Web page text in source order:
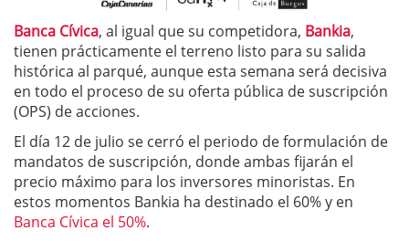
Banca Cívica, al igual que su competidora, Bankia,
tienen prácticamente el terreno listo para su salida
histórica al parqué, aunque esta semana será decisiva
en todo el proceso de su oferta pública de suscripción
(OPS) de acciones.
El día 12 de julio se cerró el periodo de formulación de
mandatos de suscripción, donde ambas fijarán el
precio máximo para los inversores minoristas. En
estos momentos Bankia ha destinado el 60% y en
Banca Cívica el 50%.